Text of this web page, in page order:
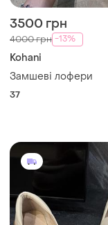
3500 грн
4000 грн -13%
Kohani
Замшеві лофери
37